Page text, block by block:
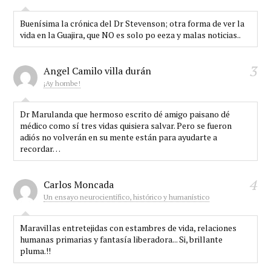
Buenísima la crónica del Dr Stevenson; otra forma de ver la
vida en la Guajira, que NO es solo po eeza y malas noticias..
Angel Camilo villa durán 3
¡Ay hombe!
Dr Marulanda que hermoso escrito dé amigo paisano dé
médico como sí tres vidas quisiera salvar. Pero se fueron
adiós no volverán en su mente están para ayudarte a
recordar…
Carlos Moncada 4
Un ensayo neurocientífico, histórico y humanístico
Maravillas entretejidas con estambres de vida, relaciones
humanas primarias y fantasía liberadora... Si, brillante
pluma.!!